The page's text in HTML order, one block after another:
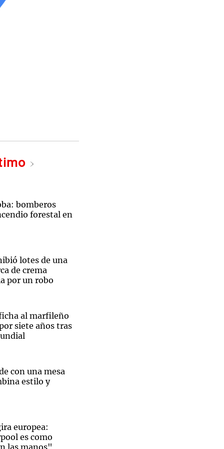
bomberos
forestal en
lotes de una
de crema
por un robo
al marfileño
siete años tras
con una mesa
estilo y
europea:
es como
las manos"